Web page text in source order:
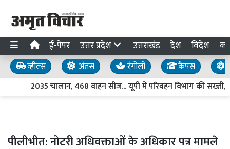
ई-पेपर उत्तर प्रदेश उत्तराखंड देश विदेश
व्हील्स अंतस रंगोली कैंपस
2035 चालान, 468 वाहन सीज... यूपी में परिवहन विभाग की
पीलीभीत: नोटरी अधिवक्ताओं के अधिकार पत्र मामले